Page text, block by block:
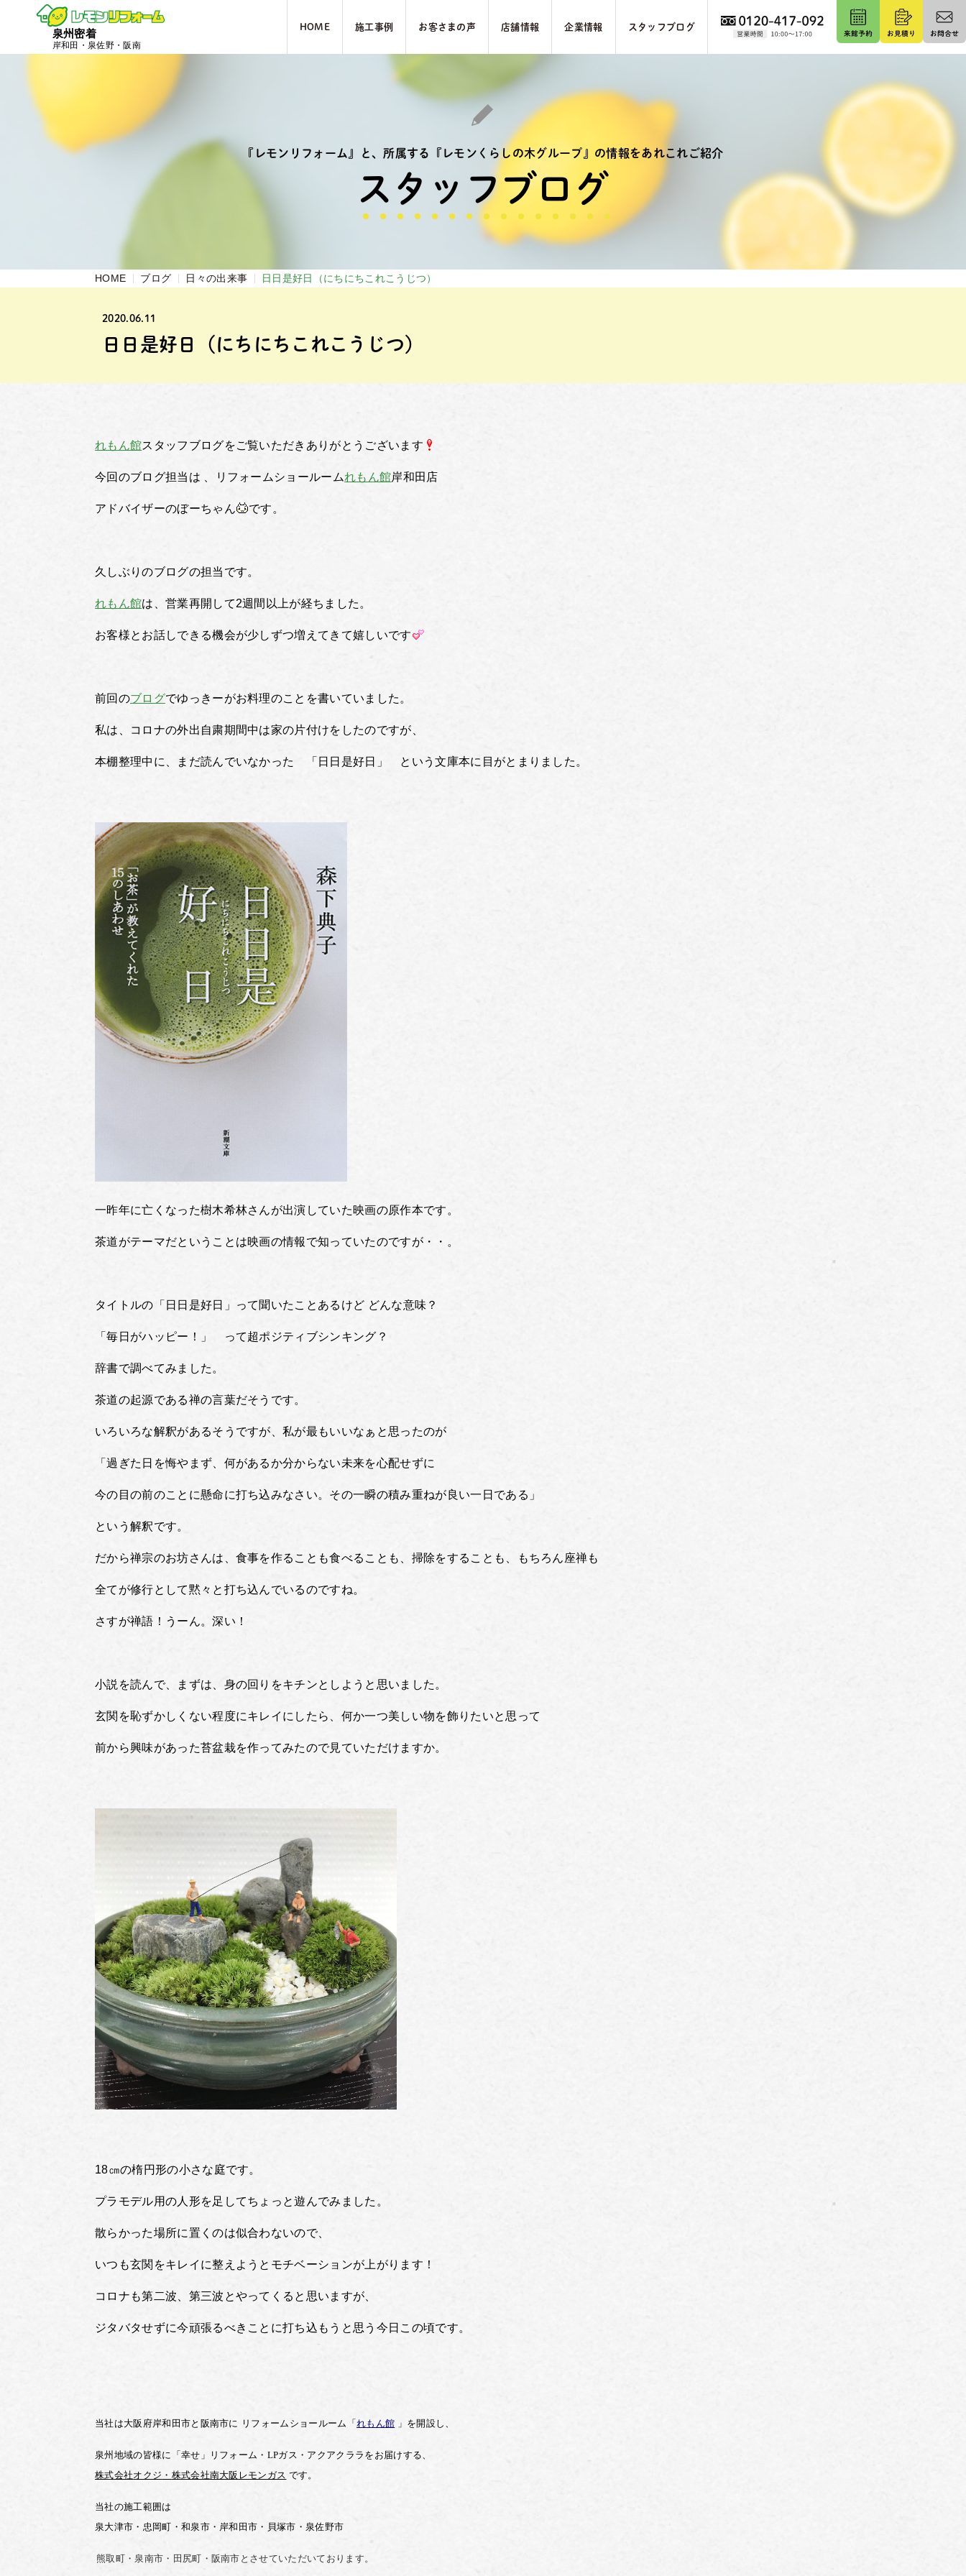
泉州密着
岸和田・泉佐野・阪南
HOME 施⼯事例 お客さまの声 店舗情報 企業情報 スタッフブログ
『レモンリフォーム』と、所属する『レモンくらしの木グループ』の情報をあれこれご紹介
スタッフブログ
HOME ブログ 日々の出来事 日日是好日（にちにちこれこうじつ）
2020.06.11
日日是好日（にちにちこれこうじつ）
れもん館スタッフブログをご覧いただきありがとうございます
今回のブログ担当は 、リフォームショールームれもん館岸和田店
アドバイザーのぼーちゃん です。
久しぶりのブログの担当です。
れもん館は、営業再開して2週間以上が経ちました。
お客様とお話しできる機会が少しずつ増えてきて嬉しいです
前回のブログでゆっきーがお料理のことを書いていました。
私は、コロナの外出自粛期間中は家の片付けをしたのですが、
本棚整理中に、まだ読んでいなかった 「日日是好日」 という文庫本に目がとまりました。
一昨年に亡くなった樹木希林さんが出演していた映画の原作本です。
茶道がテーマだということは映画の情報で知っていたのですが・・。
タイトルの「日日是好日」って聞いたことあるけど どんな意味？
「毎日がハッピー！」 って超ポジティブシンキング？
辞書で調べてみました。
茶道の起源である禅の言葉だそうです。
いろいろな解釈があるそうですが、私が最もいいなぁと思ったのが
「過ぎた日を悔やまず、何があるか分からない未来を心配せずに
今の目の前のことに懸命に打ち込みなさい。その一瞬の積み重ねが良い一日である」
という解釈です。
だから禅宗のお坊さんは、食事を作ることも食べることも、掃除をすることも、もちろん座禅も
全てが修行として黙々と打ち込んでいるのですね。
さすが禅語！うーん。深い！
小説を読んで、まずは、身の回りをキチンとしようと思いました。
玄関を恥ずかしくない程度にキレイにしたら、何か一つ美しい物を飾りたいと思って
前から興味があった苔盆栽を作ってみたので見ていただけますか。
18㎝の楕円形の小さな庭です。
プラモデル用の人形を足してちょっと遊んでみました。
散らかった場所に置くのは似合わないので、
いつも玄関をキレイに整えようとモチベーションが上がります！
コロナも第二波、第三波とやってくると思いますが、
ジタバタせずに今頑張るべきことに打ち込もうと思う今日この頃です。
当社は大阪府岸和田市と阪南市に リフォームショールーム「 れもん館 」を開設し、
泉州地域の皆様に「幸せ」リフォーム・ LPガス・ アクアクララを お届けする、
株式会社オクジ ・ 株式会社南大阪 レモンガス です。
当社の施工範囲は
泉大津市・忠岡町・和泉市・岸和田市・貝塚市・泉佐野市
熊取町・泉南市・田尻町・ 阪南市とさせていただいております。